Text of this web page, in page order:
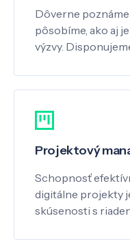
Dôverne
pôsobíme, ako aj
výzvy.
Projektový
Schopnosť
digitálne projekty
skúsenosti s